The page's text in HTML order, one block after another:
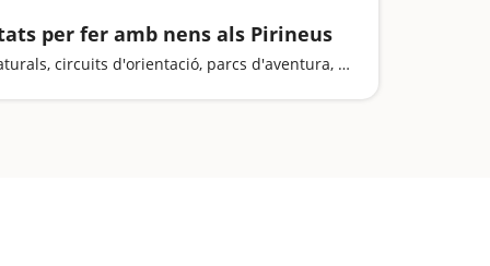
per fer amb nens als Pirineus
Excursions fàcils a Parcs Naturals, circuits d'orientació, parcs d'aventura, museus de dinosaures, pícnics a la muntanya, llacs i fagedes... Tot això i molt més ho trobarem als Pirineus Catalans